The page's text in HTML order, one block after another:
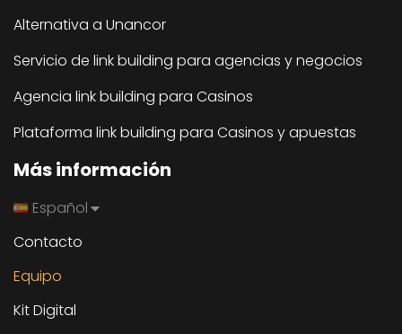
Alternativa a Unancor
Servicio de link building para agencias y negocios
Agencia link building para Casinos
Plataforma link building para Casinos y apuestas
Más información
Español
Contacto
Equipo
Kit Digital